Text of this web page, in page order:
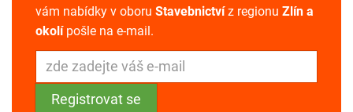
vám nabídky v oboru Stavebnictvíz regionu Zlín a
okolípošle na e-mail.